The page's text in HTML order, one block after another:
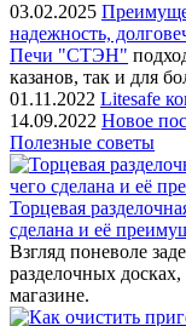
03.02.2025
надежность,
Печи "СТЭН"
казанов, так и для
01.11.2022 Litesafe
14.09.2022 Новое
Полезные советы
Торцевая
сделана и её
Взгляд поневоле
разделочных
магазине.